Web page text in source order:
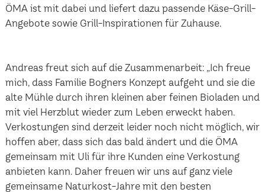
ÖMA ist mit dabei und liefert dazu passende Käse-Grill-
Angebote sowie Grill-Inspirationen für Zuhause.
Andreas freut sich auf die Zusammenarbeit: „Ich freue
mich, dass Familie Bogners Konzept aufgeht und sie die
alte Mühle durch ihren kleinen aber feinen Bioladen und
mit viel Herzblut wieder zum Leben erweckt haben.
Verkostungen sind derzeit leider noch nicht möglich, wir
hoffen aber, dass sich das bald ändert und die ÖMA
gemeinsam mit Uli für ihre Kunden eine Verkostung
anbieten kann. Daher freuen wir uns auf ganz viele
gemeinsame Naturkost-Jahre mit den besten